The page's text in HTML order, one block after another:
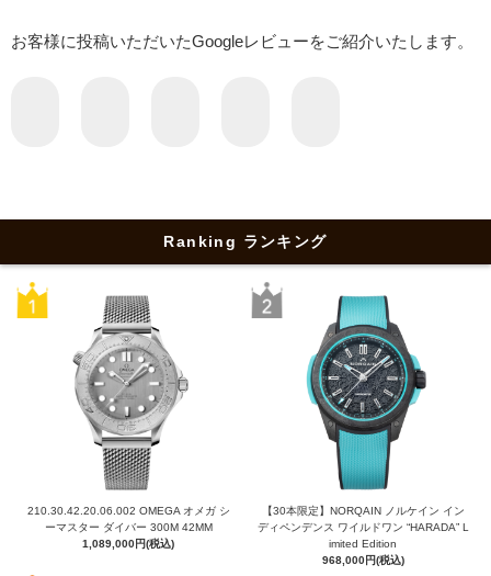
お客様に投稿いただいたGoogleレビューをご紹介いたします。
Ranking ランキング
210.30.42.20.06.002 OMEGA オメガ シ
ーマスター ダイバー 300M 42MM
1,089,000円(税込)
【30本限定】NORQAIN ノルケイン イン
ディペンデンス ワイルドワン “HARADA” L
imited Edition
968,000円(税込)